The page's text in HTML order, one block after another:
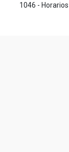
1046 -